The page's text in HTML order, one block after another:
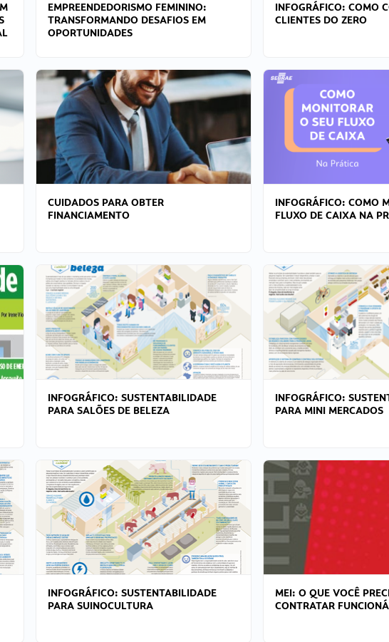
EMPREENDEDORISMO FEMININO:
TRANSFORMANDO DESAFIOS EM
OPORTUNIDADES
INFOGRÁFICO: COMO
CLIENTES DO ZERO
CUIDADOS PARA OBTER
FINANCIAMENTO
INFOGRÁFICO: COMO
FLUXO DE CAIXA NA
INFOGRÁFICO: SUSTENTABILIDADE
PARA SALÕES DE BELEZA
INFOGRÁFICO:
PARA MINI MERCADOS
INFOGRÁFICO: SUSTENTABILIDADE
PARA SUINOCULTURA
MEI: O QUE VOCÊ
CONTRATAR